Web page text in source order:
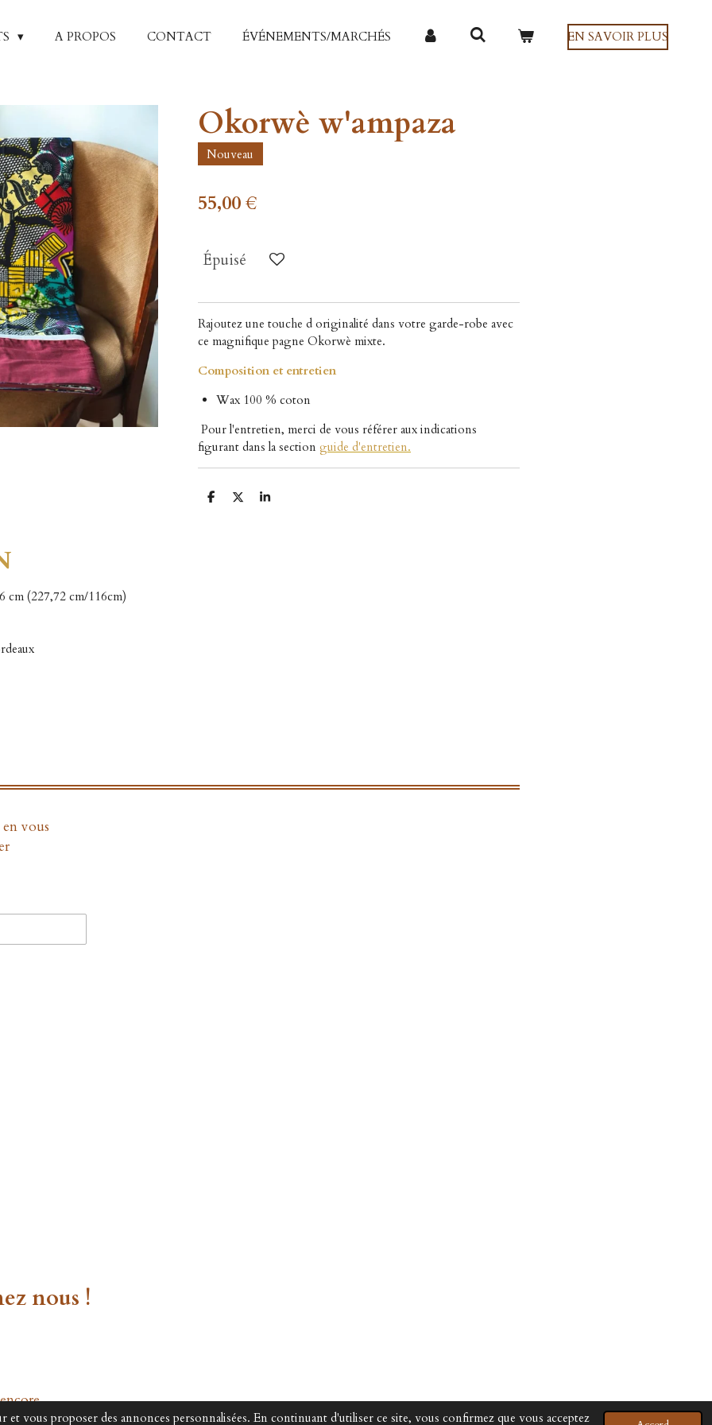
et vous proposer des annonces personnalisées. En continuant d'utiliser ce site, vous confirmez que vous acceptez
A PROPOS CONTACT ÉVÉNEMENTS/MARCHÉS EN SAVOIR PLUS
Okorwè w'ampaza
Nouveau
55,00 €
Épuisé
Rajoutez une touche d originalité dans votre garde-robe avec
ce magnifique pagne Okorwè mixte.
Composition et entretien
Wax 100 % coton
Pour l'entretien, merci de vous référer aux indications
figurant dans la section guide d'entretien.
P
P
P
cm (227,72 cm/116cm)
vous
nous !